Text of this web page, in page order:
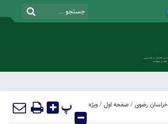
خراسان رضوی / صفحه اول / ویژه پ